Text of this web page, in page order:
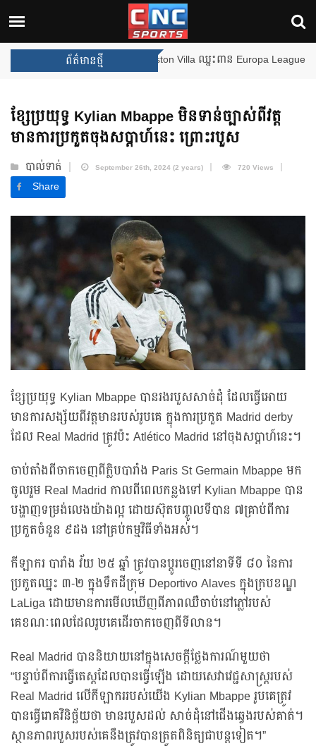
ព័ត៌មានថ្មី
ឈ្នះពានរង្វាន់បន្ថែមទៀត បន្ទាប់ពី Aston Villa ឈ្នះពាន Europa League
ខ្សែប្រយុទ្ធ Kylian Mbappe មិនទាន់ច្បាស់ពីវត្ត
មានការប្រកួតចុងសប្តាហ៍នេះ ព្រោះរបួស
បាល់ទាត់ September 26th, 2024 (2 years) 720 Views
Share
ខ្សែប្រយុទ្ធ Kylian Mbappe បានរងរបួសសាច់ដុំ ដែលធ្វើអោយ
មានការសង្ស័យពីវត្តមានរបស់រូបគេ ក្នុងការប្រកួត Madrid derby
ដែល Real Madrid ត្រូវប៉ះ Atlético Madrid នៅចុងសប្តាហ៍នេះ។
ចាប់តាំងពីចាកចេញពីក្លិបបារាំង Paris St Germain Mbappe មក
ចូលរួម Real Madrid កាលពីពេលកន្លងទៅ Kylian Mbappe បាន
បង្ហាញទម្រង់លេងយ៉ាងល្អ ដោយស៊ុតបញ្ចូលទីបាន ៧គ្រាប់ពីការ
ប្រកួតចំនួន ៩ដង នៅគ្រប់កម្មវិធីទាំងអស់។
កីឡាករ បារាំង វ័យ ២៥ ឆ្នាំ ត្រូវបានប្តូរចេញនៅនាទីទី ៨០ នៃការ
ប្រកួតឈ្នះ ៣-២ ក្នុងទឹកដីក្រុម Deportivo Alaves ក្នុងក្របខណ្ឌ
LaLiga ដោយមានការមើលឃើញពីភាពឈឺចាប់នៅភ្លៅរបស់
គេខណៈពេលដែលរូបគេដើរចាកចេញពីទីលាន។
Real Madrid បាននិយាយនៅក្នុងសេចក្តីថ្លែងការណ៍មួយថា
“បន្ទាប់ពីការធ្វើតេស្តដែលបានធ្វើឡើង ដោយសេវាវេជ្ជសាស្ត្ររបស់
Real Madrid លើកីឡាកររបស់យើង Kylian Mbappe រូបគេត្រូវ
បានធ្វើរោគវិនិច្ឆ័យថា មានរបួសដល់ សាច់ដុំនៅជើងឆ្វេងរបស់គាត់។
ស្ថានភាពរបួសរបស់គេនឹងត្រូវបានត្រួតពិនិត្យជាបន្តទៀត។”